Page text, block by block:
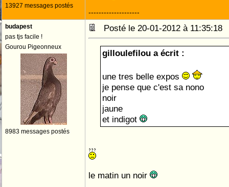
13927 messages postés
--------------------
budapest
pas tjs facile !
Gourou Pigeonneux
8983 messages postés
Posté le 20-01-2012 à
gilloulefilou a écrit :
une tres belle expos
je pense que c'est sa nono
noir
jaune
et indigot
le matin un noir